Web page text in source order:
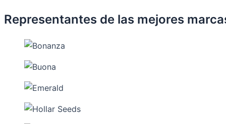
Representantes de las mejores